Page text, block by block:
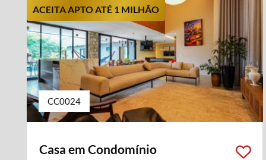
ACEITA APTO ATÉ 1 MILHÃO
CC0024
Casa em Condomínio